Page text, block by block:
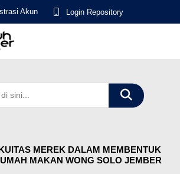
Akun Login Repository
MEREK DALAM MEMBENTUK
MAKAN WONG SOLO JEMBER